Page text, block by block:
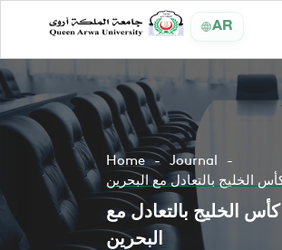
AR
Home
Journal
الخليج بالتعادل مع البحرين
الخليج بالتعادل مع
البحرين